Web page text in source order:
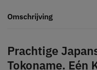
Omschrijving
Prachtige
Tokoname. Eén